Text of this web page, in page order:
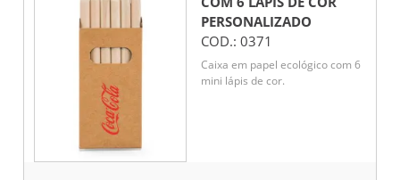
PERSONALIZADO
COD.: 0371
Caixa em papel ecológico com 6
mini lápis de cor.